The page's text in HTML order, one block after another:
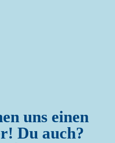
uns einen
Du auch?